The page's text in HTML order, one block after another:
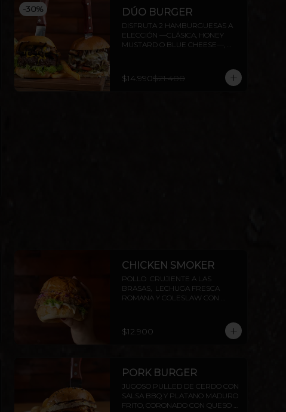
-30% DÚO BURGER
DISFRUTA 2 HAMBURGUESAS A
ELECCIÓN —CLÁSICA, HONEY
MUSTARD O BLUE CHEESE—,
$14.990$21.400
CHICKEN SMOKER
POLLO  CRUJIENTE A LAS
BRASAS,  LECHUGA FRESCA
ROMANA Y COLESLAW CON
BRIOCHE DE LA CASA.
ACOMPAÑADO DE PAPAS
$12.900
PORK BURGER
JUGOSO PULLED DE CERDO CON
SALSA BBQ Y PLATANO MADURO
FRITO, CORONADO CON QUESO